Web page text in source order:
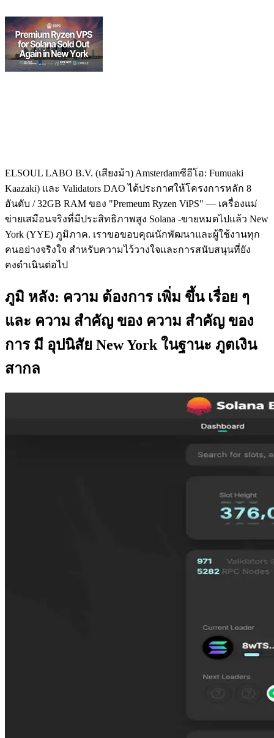
ELSOUL LABO B.V. (เสียงม้า) Amsterdamซีอีโอ: Fumuaki
Kaazaki) และ Validators DAO ได้ประกาศให้โครงการหลัก 8
อันดับ / 32GB RAM ของ "Premeum Ryzen ViPS" — เครื่องแม่
ข่ายเสมือนจริงที่มีประสิทธิภาพสูง Solana -ขายหมดไปแล้ว New
York (YYE) ภูมิภาค. เราขอขอบคุณนักพัฒนาและผู้ใช้งานทุก
คนอย่างจริงใจ สําหรับความไว้วางใจและการสนับสนุนที่ยัง
คงดําเนินต่อไป
ภูมิ หลัง: ความ ต้องการ เพิ่ม ขึ้น เรื่อย ๆ
และ ความ สําคัญ ของ ความ สําคัญ ของ
การ มี อุปนิสัย New York ในฐานะ ภูตเงิน
สากล